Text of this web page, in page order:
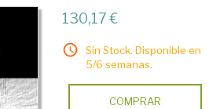
130,17 €
Sin Stock. Disponible en
5/6 semanas.
COMPRAR